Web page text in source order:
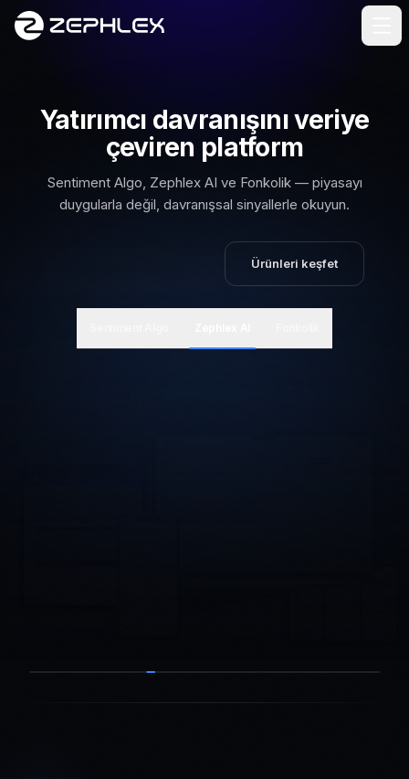
İçeriğe geç
Yatırımcı davranışını veriye
çeviren platform
Sentiment Algo, Zephlex AI ve Fonkolik — piyasayı
duygularla değil, davranışsal sinyallerle okuyun.
(yeni sekmede açılır)Ürünleri keşfet